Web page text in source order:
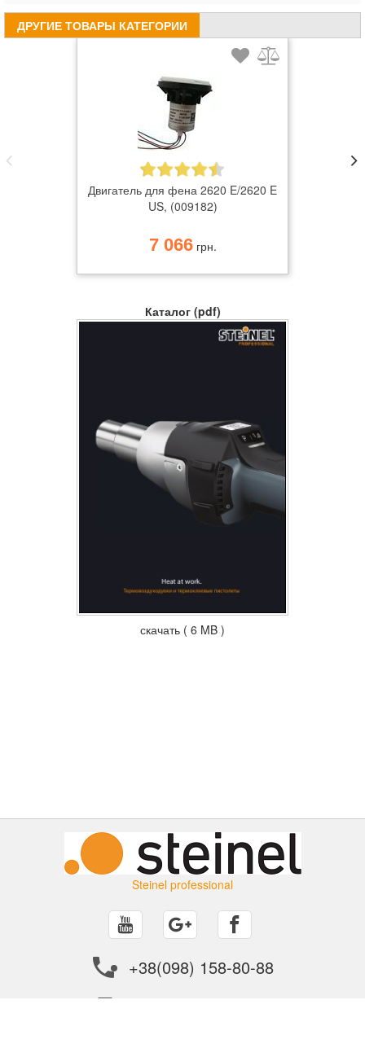
ДРУГИЕ ТОВАРЫ КАТЕГОРИИ
Двигатель для фена 2620 E/2620 E
US, (009182)
7 066грн.
Каталог (pdf)
скачать ( 6 MB )
Steinel professional
+38(098) 158-80-88